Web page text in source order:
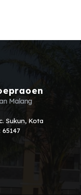
Malang
Sukun, Kota